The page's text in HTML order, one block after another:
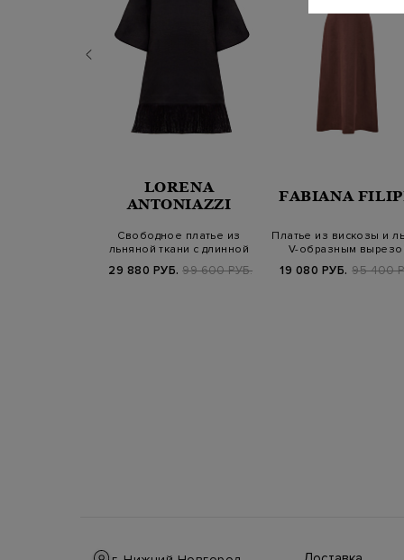
LORENA
ANTONIAZZI
Свободное платье из
льняной ткани с длинной
29 880 РУБ. 99 600 РУБ.
FABIANA
Платье из вискозы и
V-образным
19 080 РУБ. 95 400